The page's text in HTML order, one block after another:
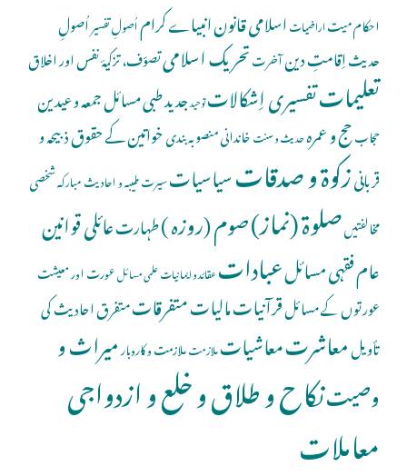
احکام میتاراضیاتاسلامی قانونانبیاے کراماُصولِ تفسیراُصولِ
حدیثاِقامتِ دینآخرتتحریک اسلامیتصوّف، تزکیۂ نفس اور اخلاق
تعلیماتتفسیری اِشکالاتتوحیدجدید طبی مسائلجمعہ و عیدین
حجابحج و عمرہحدیث و سنتخاندانی منصوبہ بندیخواتین کے حقوقذبیحہ و
قربانیزکوۃ و صدقاتسیاسیاتسیرت طیبہ و احادیث مبارکہشخصی
مخالفتیںصلوة (نماز)صوم (روزہ )طہارتعائلی قوانین
عام فقہی مسائلعباداتعقائد و ایمانیاتعلمی مسائلعورت اور معیشت
عورتوں کے مسائلقرآنیاتمالیاتمتفرقاتمتفرق احادیث کی
تأویلمعاشرتمعاشیاتملازمتملازمت و کاروبارمیراث و
وصیتنکاح و طلاق و خلع و ازدواجی
معاملات